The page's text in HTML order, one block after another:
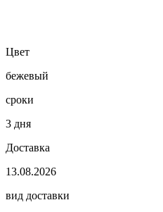
Цвет
бежевый
сроки
3 дня
Доставка
13.08.2026
вид доставки